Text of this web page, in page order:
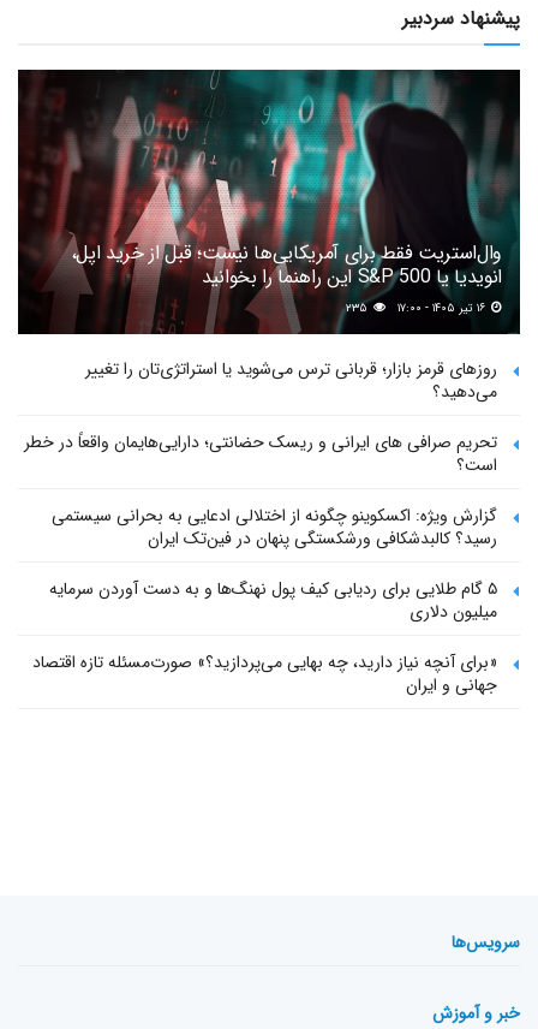
پیشنهاد سردبیر
وال‌استریت فقط برای آمریکایی‌ها نیست؛ قبل از خرید اپل،
انویدیا یا S&P 500 این راهنما را بخوانید
۲۳۵
روزهای قرمز بازار؛ قربانی ترس می‌شوید یا استراتژی‌تان را تغییر
می‌دهید؟
تحریم صرافی های ایرانی و ریسک حضانتی؛ دارایی‌هایمان واقعاً در خطر
است؟
گزارش ویژه: اکسکوینو چگونه از اختلالی ادعایی به بحرانی سیستمی
رسید؟ کالبدشکافی ورشکستگی پنهان در فین‌تک ایران
۵ گام طلایی برای ردیابی کیف پول‌ نهنگ‌ها و به دست آوردن سرمایه
میلیون دلاری
«برای آنچه نیاز دارید، چه بهایی می‌پردازید؟» صورت‌مسئله تازه اقتصاد
جهانی و ایران
سرویس‌ها
خبر و آموزش